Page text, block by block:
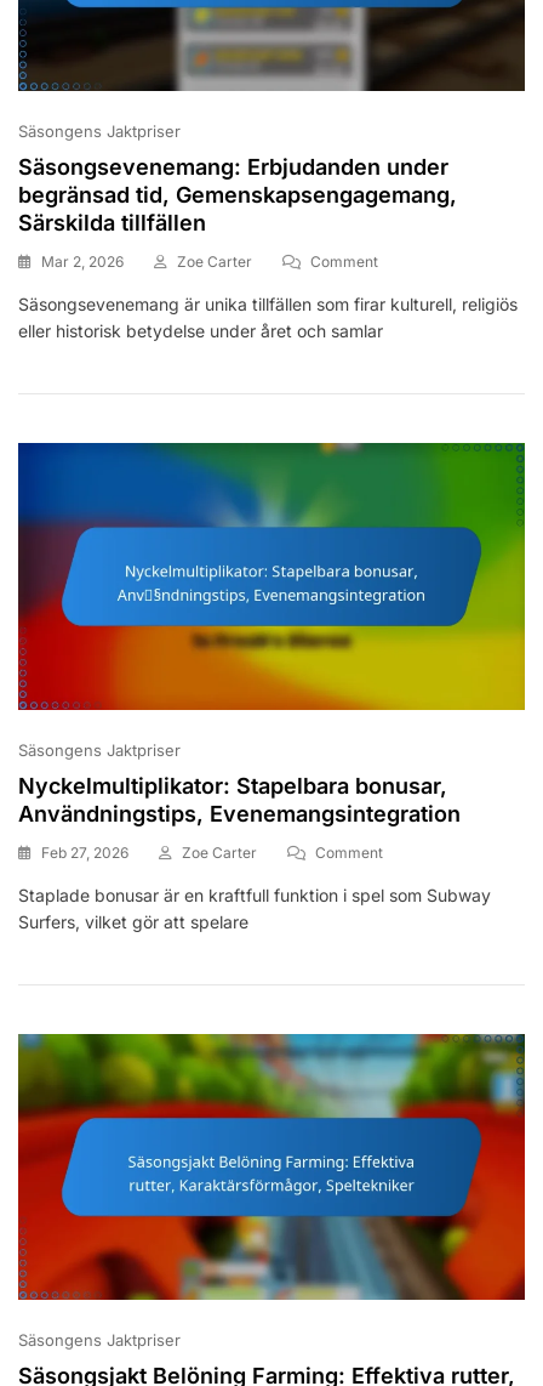
Säsongens Jaktpriser
Säsongsevenemang: Erbjudanden under
begränsad tid, Gemenskapsengagemang,
Särskilda tillfällen
Mar 2, 2026 Zoe Carter CommentOn
Erbjudanden
Under
Tillfällen
Säsongsevenemang är unika tillfällen som firar kulturell, religiös
eller historisk betydelse under året och samlar
Säsongens Jaktpriser
Nyckelmultiplikator: Stapelbara bonusar,
Användningstips, Evenemangsintegration
Feb 27, 2026 Zoe Carter CommentOn
Stapelbara
Staplade bonusar är en kraftfull funktion i spel som Subway
Surfers, vilket gör att spelare
Säsongens Jaktpriser
Säsongsjakt Belöning Farming: Effektiva rutter,